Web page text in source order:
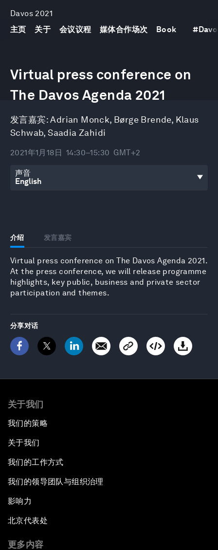
Davos 2021
主页
关于 会议议程 媒体合作场次 Book #
Virtual press conference on
The Davos Agenda 2021
发言嘉宾: Adrian Monck, Børge Brende, Klaus
Schwab,Saadia Zahidi
2021年1月18日 14:30–15:30 GMT+2
声音
介绍 发言嘉宾
Virtual press conference on The Davos Agenda 2021.
At the press conference, we will release programme
highlights, key public, business and private sector
participation and themes.
分享对话
seconds
of
hour,
15
关于我们
我们的策略
关于我们
我们的工作方式
我们的领导团队与组织治理
影响力
北京代表处
更多内容